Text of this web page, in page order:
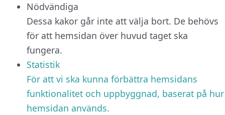
Nödvändiga
Dessa kakor går inte att välja bort. De behövs
för att hemsidan över huvud taget ska
fungera.
Statistik
För att vi ska kunna förbättra hemsidans
funktionalitet och uppbyggnad, baserat på hur
hemsidan används.